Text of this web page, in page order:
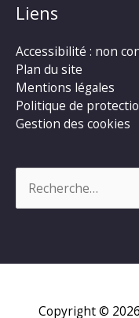
Liens
Accessibilité : non
Plan du site
Mentions légales
Politique de
Gestion des cookies
Copyright © 2026